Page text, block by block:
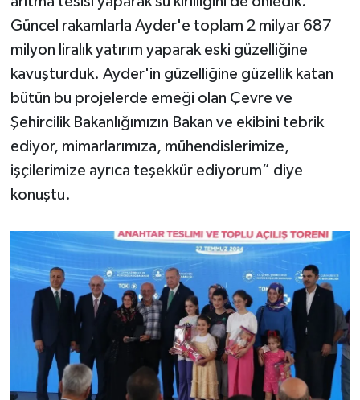
Güncel rakamlarla Ayder'e toplam 2 milyar 687
milyon liralık yatırım yaparak eski güzelliğine
kavuşturduk. Ayder'in güzelliğine güzellik katan
bütün bu projelerde emeği olan Çevre ve
Şehircilik Bakanlığımızın Bakan ve ekibini tebrik
ediyor, mimarlarımıza, mühendislerimize,
işçilerimize ayrıca teşekkür ediyorum” diye
konuştu.